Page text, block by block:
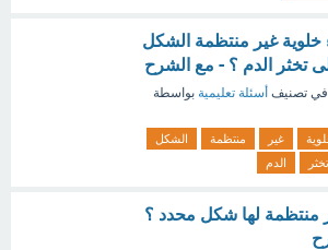
خلوية غير منتظمة الشكل
تخثر الدم ؟ - مع الشرح
في تصنيف أسئلة تعليمية بواسطة
غير منتظمة
الشكل
تخثر الدم
منتظمة لها شكل محدد ؟